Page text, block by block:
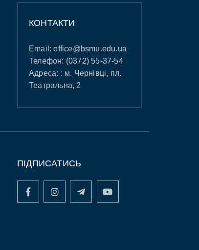
КОНТАКТИ
Email:office@bsmu.edu.ua
Телефон: (0372) 55-37-54
Адреса: : м. Чернівці, пл.
Театральна, 2
ПІДПИСАТИСЬ